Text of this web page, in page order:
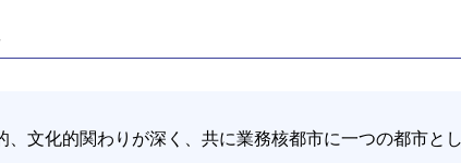
文化的関わりが深く、共に業務核都市に一つの都市と